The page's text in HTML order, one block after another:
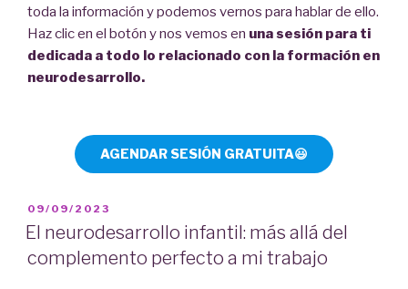
toda la información y podemos vernos para hablar de ello.
Haz clic en el botón y nos vemos en una sesión para ti
dedicada a todo lo relacionado con la formación en
neurodesarrollo.
AGENDAR SESIÓN GRATUITA😃
PUBLICADO
EL
09/09/2023
El neurodesarrollo infantil: más allá del
complemento perfecto a mi trabajo